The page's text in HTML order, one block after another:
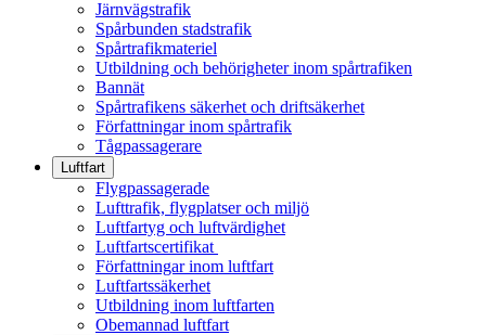
Järnvägstrafik
Spårbunden stadstrafik
Spårtrafikmateriel
Utbildning och behörigheter inom spårtrafiken
Bannät
Spårtrafikens säkerhet och driftsäkerhet
Författningar inom spårtrafik
Tågpassagerare
Luftfart
Flygpassagerade
Lufttrafik, flygplatser och miljö
Luftfartyg och luftvärdighet
Luftfartscertifikat
Författningar inom luftfart
Luftfartssäkerhet
Utbildning inom luftfarten
Obemannad luftfart